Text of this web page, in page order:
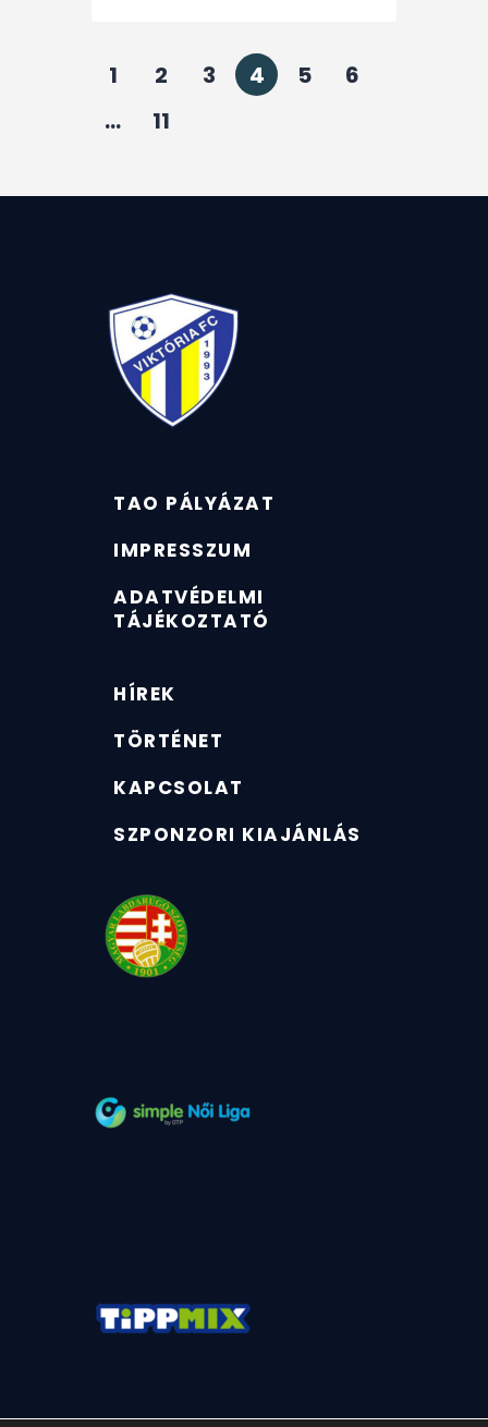
1 2 3 4 5
6
…
11
TAO PÁLYÁZAT
IMPRESSZUM
ADATVÉDELMI
TÁJÉKOZTATÓ
HÍREK
TÖRTÉNET
KAPCSOLAT
SZPONZORI KIAJÁNLÁS